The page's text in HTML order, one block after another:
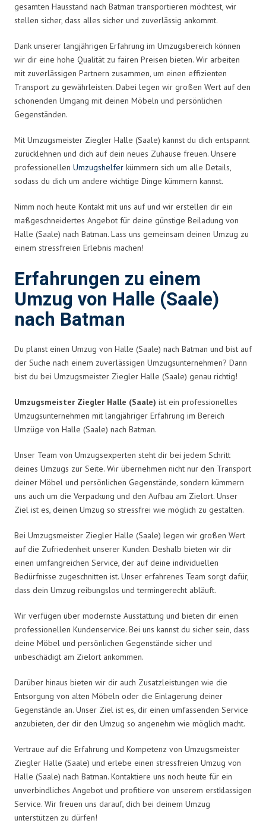
gesamten Hausstand nach Batman transportieren möchtest, wir
stellen sicher, dass alles sicher und zuverlässig ankommt.
Dank unserer langjährigen Erfahrung im Umzugsbereich können
wir dir eine hohe Qualität zu fairen Preisen bieten. Wir arbeiten
mit zuverlässigen Partnern zusammen, um einen effizienten
Transport zu gewährleisten. Dabei legen wir großen Wert auf den
schonenden Umgang mit deinen Möbeln und persönlichen
Gegenständen.
Mit Umzugsmeister Ziegler Halle (Saale) kannst du dich entspannt
zurücklehnen und dich auf dein neues Zuhause freuen. Unsere
professionellen Umzugshelfer kümmern sich um alle Details,
sodass du dich um andere wichtige Dinge kümmern kannst.
Nimm noch heute Kontakt mit uns auf und wir erstellen dir ein
maßgeschneidertes Angebot für deine günstige Beiladung von
Halle (Saale) nach Batman. Lass uns gemeinsam deinen Umzug zu
einem stressfreien Erlebnis machen!
Erfahrungen zu einem
Umzug von Halle (Saale)
nach Batman
Du planst einen Umzug von Halle (Saale) nach Batman und bist auf
der Suche nach einem zuverlässigen Umzugsunternehmen? Dann
bist du bei Umzugsmeister Ziegler Halle (Saale) genau richtig!
Umzugsmeister Ziegler Halle (Saale) ist ein professionelles
Umzugsunternehmen mit langjähriger Erfahrung im Bereich
Umzüge von Halle (Saale) nach Batman.
Unser Team von Umzugsexperten steht dir bei jedem Schritt
deines Umzugs zur Seite. Wir übernehmen nicht nur den Transport
deiner Möbel und persönlichen Gegenstände, sondern kümmern
uns auch um die Verpackung und den Aufbau am Zielort. Unser
Ziel ist es, deinen Umzug so stressfrei wie möglich zu gestalten.
Bei Umzugsmeister Ziegler Halle (Saale) legen wir großen Wert
auf die Zufriedenheit unserer Kunden. Deshalb bieten wir dir
einen umfangreichen Service, der auf deine individuellen
Bedürfnisse zugeschnitten ist. Unser erfahrenes Team sorgt dafür,
dass dein Umzug reibungslos und termingerecht abläuft.
Wir verfügen über modernste Ausstattung und bieten dir einen
professionellen Kundenservice. Bei uns kannst du sicher sein, dass
deine Möbel und persönlichen Gegenstände sicher und
unbeschädigt am Zielort ankommen.
Darüber hinaus bieten wir dir auch Zusatzleistungen wie die
Entsorgung von alten Möbeln oder die Einlagerung deiner
Gegenstände an. Unser Ziel ist es, dir einen umfassenden Service
anzubieten, der dir den Umzug so angenehm wie möglich macht.
Vertraue auf die Erfahrung und Kompetenz von Umzugsmeister
Ziegler Halle (Saale) und erlebe einen stressfreien Umzug von
Halle (Saale) nach Batman. Kontaktiere uns noch heute für ein
unverbindliches Angebot und profitiere von unserem erstklassigen
Service. Wir freuen uns darauf, dich bei deinem Umzug
unterstützen zu dürfen!